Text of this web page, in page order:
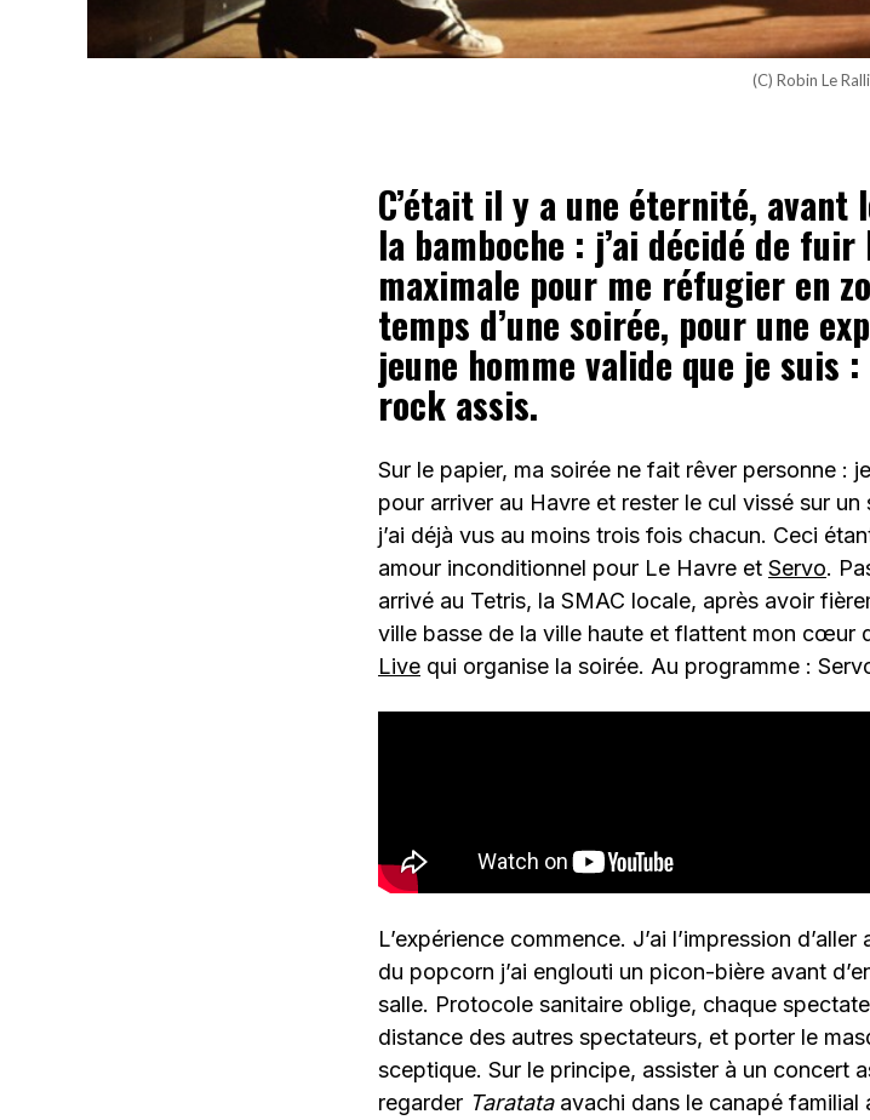
(C) Robin Le
C’était il y a une éternité,
la bamboche : j’ai décidé de fuir
maximale pour me réfugier en
temps d’une soirée, pour une
jeune homme valide que je suis
rock assis.
Sur le papier, ma soirée ne fait rêver personne :
pour arriver au Havre et rester le cul vissé sur
j’ai déjà vus au moins trois fois chacun. Ceci
amour inconditionnel pour Le Havre et Servo.
arrivé au Tetris, la SMAC locale, après avoir
ville basse de la ville haute et flattent mon cœur
Live qui organise la soirée. Au programme :
L’expérience commence. J’ai l’impression
du popcorn j’ai englouti un picon-bière avant
salle. Protocole sanitaire oblige, chaque
distance des autres spectateurs, et porter le
sceptique. Sur le principe, assister à un concert
regarder Taratataavachi dans le canapé familial